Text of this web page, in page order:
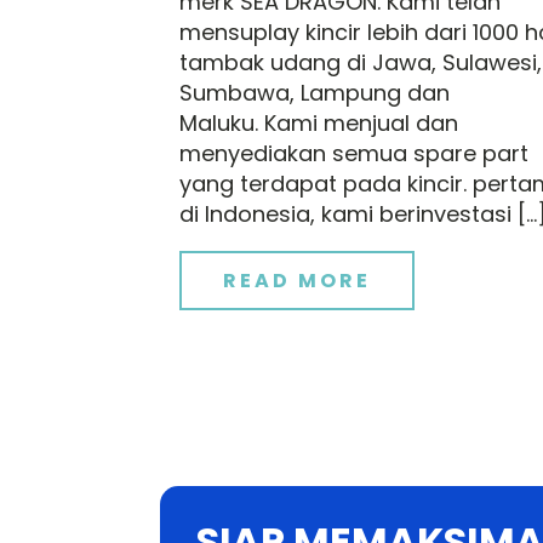
mensuplay kincir lebih dari 1000
tambak udang di Jawa, Sulawesi,
Sumbawa, Lampung dan
Maluku. Kami menjual dan
menyediakan semua spare part
yang terdapat pada kincir.
di Indonesia, kami berinvestasi […]
READ MORE